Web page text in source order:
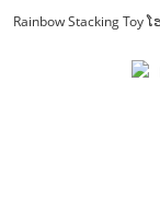
Rainbow Stacking Toy